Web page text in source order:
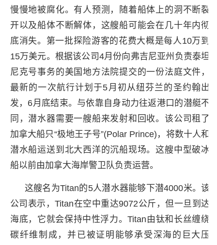
慢慢地被腐化。有人预测，随着船体上的洞不断裂
开以及船体不断解体，这艘船可能会在几十年内彻
底消失。第一批探险游客的花费大概是每人10万到
15万美元。根据该公司4月份向弗吉尼亚州负责泰坦
尼克号事务的美国地方法院提交的一份法庭文件，
最新的一次航行计划于5月初从纽芬兰的圣约翰出
发，6月底结束。与依靠自身动力往返港口的潜艇不
同，潜水器需要一艘船来发射和回收。该公司租了
加拿大船只“极地王子号”(Polar Prince)，将数十人和
潜水船运送到北大西洋的沉船现场。这艘中型破冰
船以前由加拿大海岸警卫队负责运营。
这艘名为Titan的5人潜水器能够下潜4000米。该
公司表示，Titan在空中重达9072公斤，但一旦到达
海底，它就会保持中性浮力。Titan由钛和长丝缠绕
碳纤维制成，并已被证明能够承受深海的巨大压